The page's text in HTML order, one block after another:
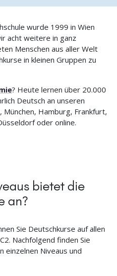
wurde 1999 in Wien
acht weitere in ganz
Menschen aus aller Welt
in kleinen Gruppen zu
? Heute lernen über 20.000
Deutsch an unseren
München, Hamburg, Frankfurt,
oder online.
bietet die
an?
Sie Deutschkurse auf allen
Nachfolgend finden Sie
einzelnen Niveaus und